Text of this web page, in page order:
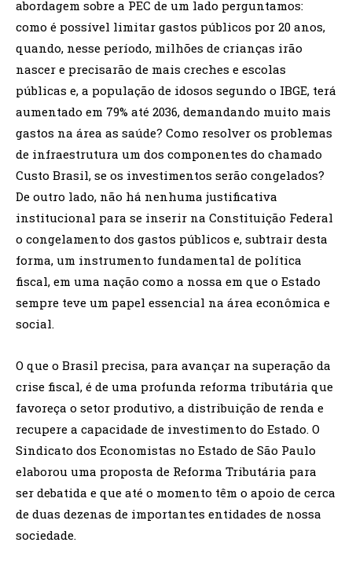
abordagem sobre a PEC de um lado perguntamos:
como é possível limitar gastos públicos por 20 anos,
quando, nesse período, milhões de crianças irão
nascer e precisarão de mais creches e escolas
públicas e, a população de idosos segundo o IBGE, terá
aumentado em 79% até 2036, demandando muito mais
gastos na área as saúde? Como resolver os problemas
de infraestrutura um dos componentes do chamado
Custo Brasil, se os investimentos serão congelados?
De outro lado, não há nenhuma justificativa
institucional para se inserir na Constituição Federal
o congelamento dos gastos públicos e, subtrair desta
forma, um instrumento fundamental de política
fiscal, em uma nação como a nossa em que o Estado
sempre teve um papel essencial na área econômica e
social.
O que o Brasil precisa, para avançar na superação da
crise fiscal, é de uma profunda reforma tributária que
favoreça o setor produtivo, a distribuição de renda e
recupere a capacidade de investimento do Estado. O
Sindicato dos Economistas no Estado de São Paulo
elaborou uma proposta de Reforma Tributária para
ser debatida e que até o momento têm o apoio de cerca
de duas dezenas de importantes entidades de nossa
sociedade.